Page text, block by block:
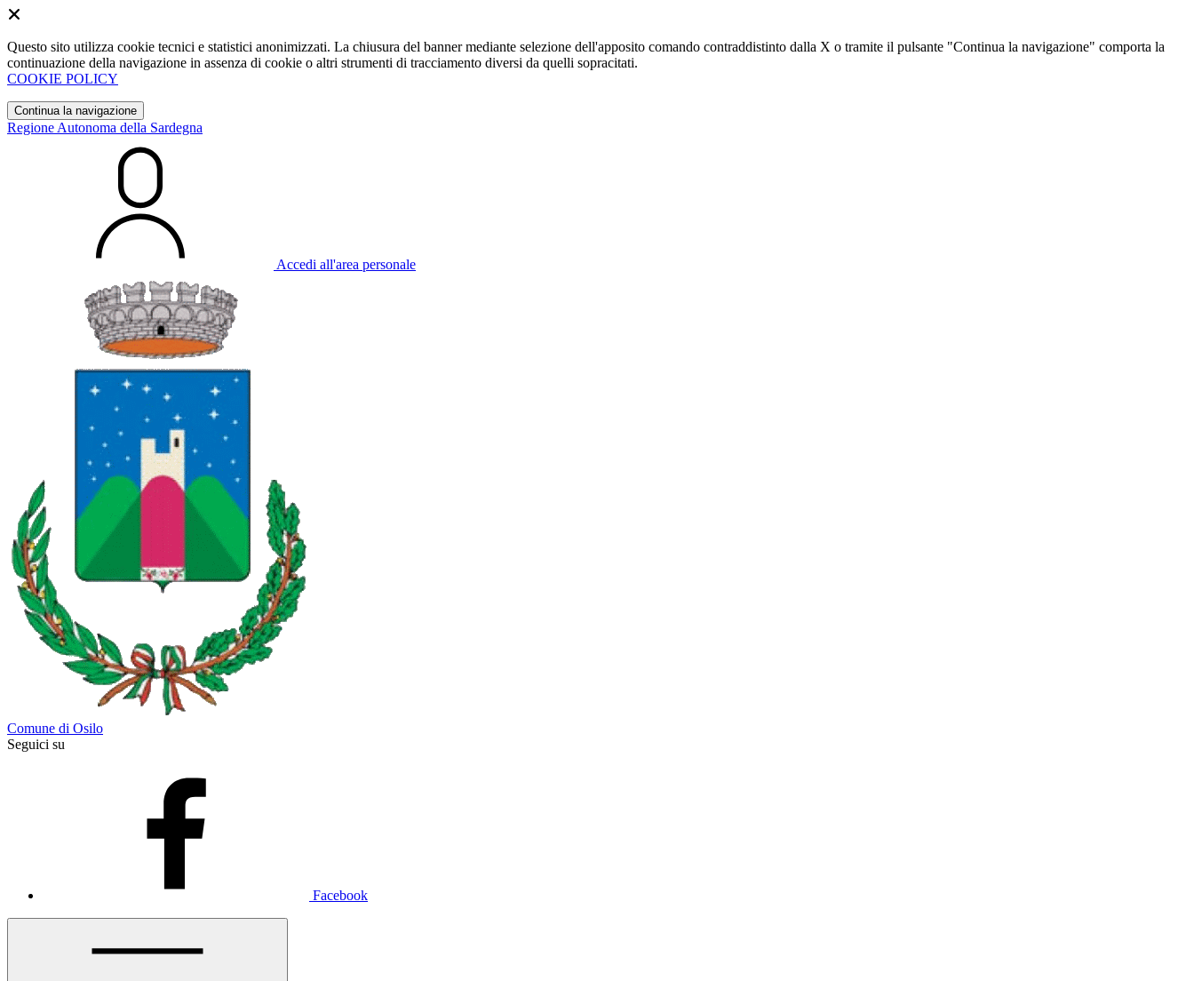
Questo sito utilizza cookie tecnici e statistici anonimizzati. La chiusura del banner mediante selezione dell'apposito comando contraddistinto dalla X o tramite il pulsante "Continua la navigazione" comporta la
continuazione della navigazione in assenza di cookie o altri strumenti di tracciamento diversi da quelli sopracitati.
COOKIE POLICY
Continua la navigazione
Regione Autonoma della Sardegna
Accedi all'area personale
Comune di Osilo
Seguici su
Facebook